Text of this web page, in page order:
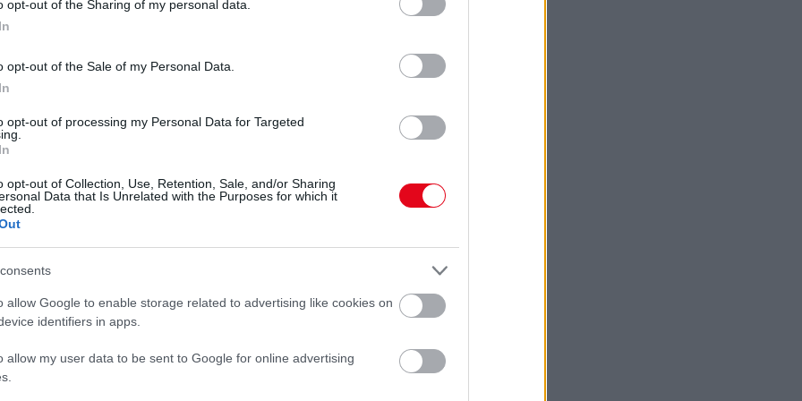
opt-out of the Sharing of my personal data.
opt-out of the Sale of my Personal Data.
opt-out of processing my Personal Data for Targeted
opt-out of Collection, Use, Retention, Sale, and/or Sharing
Data that Is Unrelated with the Purposes for which it
allow Google to enable storage related to advertising like cookies on
identifiers in apps.
allow my user data to be sent to Google for online advertising
a videóért!